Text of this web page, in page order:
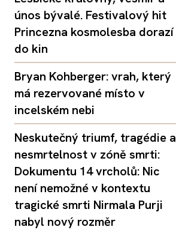
únos bývalé. Festivalový hit
Princezna kosmolesba dorazí
do kin
Bryan Kohberger: vrah, který
má rezervované místo v
incelském nebi
Neskutečný triumf, tragédie a
nesmrtelnost v zóně smrti:
Dokumentu 14 vrcholů: Nic
není nemožné v kontextu
tragické smrti Nirmala Purji
nabyl nový rozměr